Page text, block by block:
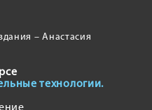
– Анастасия
технологии.